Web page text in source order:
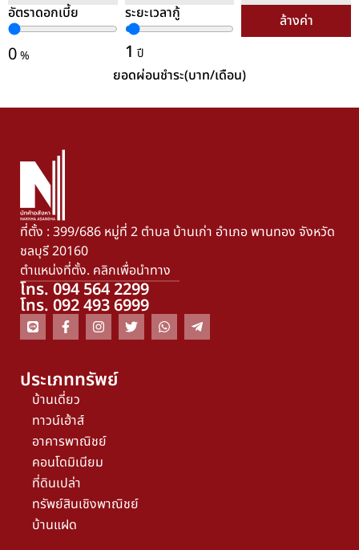
อัตราดอกเบี้ย
0%
ระยะเวลากู้
1 ปี
ล้างค่า
ยอดผ่อนชำระ(บาท/เดือน)
ที่ตั้ง : 399/686 หมู่ที่ 2 ตำบล บ้านเก่า อำเภอ พานทอง จังหวัด
ชลบุรี 20160
ตำแหน่งที่ตั้ง. คลิกเพื่อนำทาง
โทร. 094 564 2299
โทร. 092 493 6999
ประเภททรัพย์
บ้านเดี่ยว
ทาวน์เฮ้าส์
อาคารพาณิชย์
คอนโดมิเนียม
ที่ดินเปล่า
ทรัพย์สินเชิงพาณิชย์
บ้านแฝด